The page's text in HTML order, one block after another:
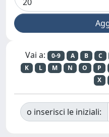
Vai a: 0-9 A B C
K
L M N O P
X
o inserisci le iniziali: